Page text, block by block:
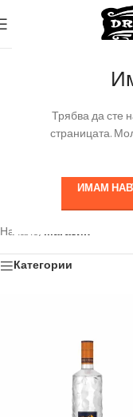
Трябва да сте
страницата.
ИМАМ
Начало/ Магазин
Категории